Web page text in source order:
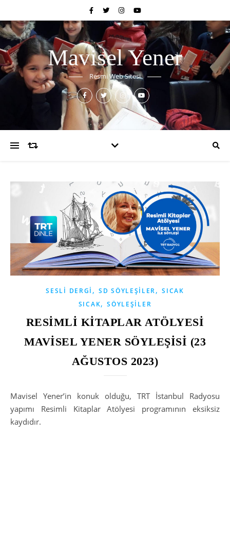
Mavisel Yener
Resmi Web Sitesi
SESLI DERGI ,SD SÖYLEŞILER,SICAK
SICAK,SÖYLEŞILER
RESİMLİ KİTAPLAR ATÖLYESİ
MAVİSEL YENER SÖYLEŞİSİ (23
AĞUSTOS 2023)
Mavisel Yener’in konuk olduğu, TRT İstanbul Radyosu
yapımı Resimli Kitaplar Atölyesi programının eksiksiz
kaydıdır.